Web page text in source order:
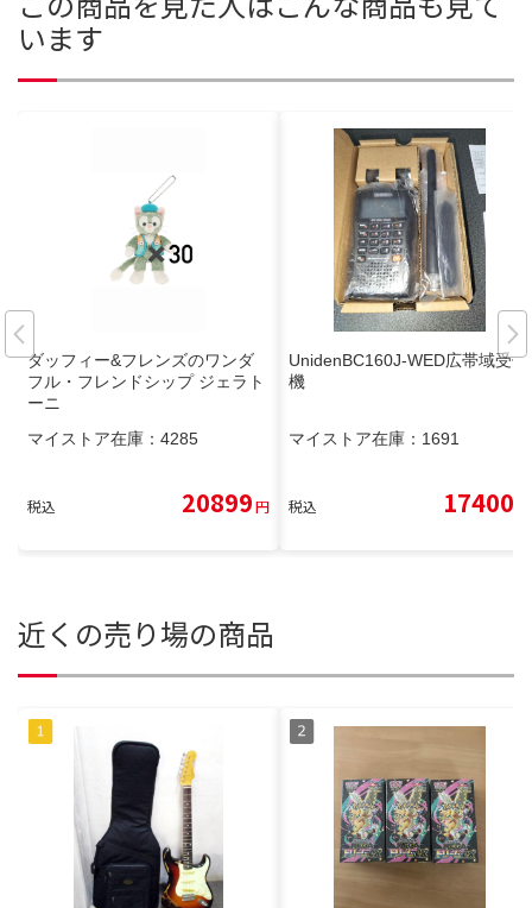
います
ダッフィー&フレンズのワンダ
フル・フレンドシップ ジェラト
ーニ
マイストア在庫： 4285
税込 20899円
UnidenBC160J-WED広帯域受信
機
マイストア在庫： 1691
税込 17400
近くの売り場の商品